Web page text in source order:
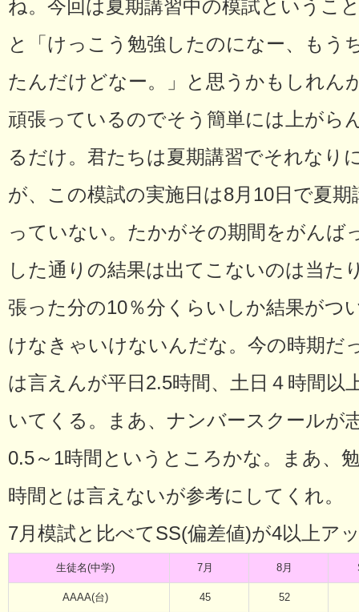
ね。今回は夏期講習中の模試というこ
と「けっこう勉強したのになー、もう
たんだけどなー。」と思うかもしれん
頑張っているのでそう簡単には上がら
るだけ。君たちは夏期講習でそれなり
が、この模試の実施日は8月10日で夏
っていない。たかがその期間をがんば
した通りの結果は出てこないのは当た
張った分の10％分くらいしか結果がつ
けなきゃいけないんだな。今の時期だ
は言えんが平日2.5時間、土日４時間以
いてくる。まあ、ナンバースクールが
0.5～1時間というところかな。まあ、
時間とは言えないが参考にしてくれ。
7月模試と比べてSS(偏差値)が4以上ア
生徒名(中学) 7月 8月
AAAA(台) 45 52